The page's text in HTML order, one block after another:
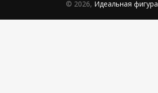
© 2026, Идеальная фигура